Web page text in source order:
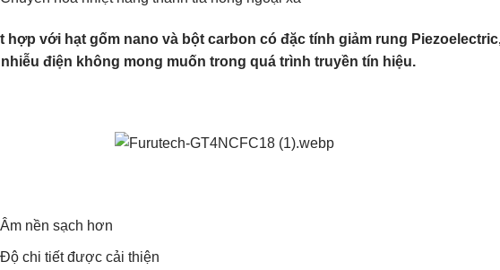
hợp với hạt gốm nano và bột carbon có đặc tính giảm rung
điện không mong muốn trong quá trình truyền tín hiệu.
Âm nền sạch hơn
Độ chi tiết được cải thiện